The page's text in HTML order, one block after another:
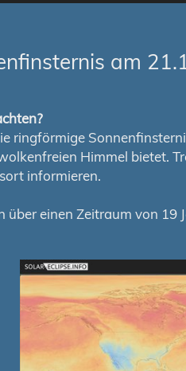
am
ringförmige
Himmel bietet.
informieren.
über einen Zeitraum von 19